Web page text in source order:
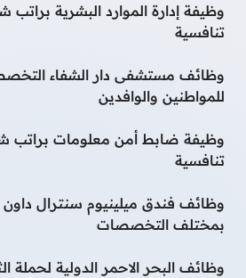
وظيفة إدارة الموارد البشرية
تنافسية
وظائف مستشفى دار الشفاء
للمواطنين والوافدين
وظيفة ضابط أمن معلومات براتب
تنافسية
وظائف فندق ميلينيوم سنترال
بمختلف التخصصات
وظائف البحر الاحمر الدولية لحملة